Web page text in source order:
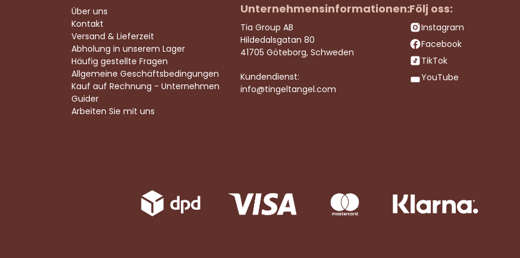
Über uns
Kontakt
Versand & Lieferzeit
Abholung in unserem Lager
Häufig gestellte Fragen
Allgemeine Geschäftsbedingungen
Kauf auf Rechnung - Unternehmen
Guider
Arbeiten Sie mit uns
Unternehmensinformationen:
Tia Group AB
Hildedalsgatan 80
41705 Göteborg, Schweden
Kundendienst:
info@tingeltangel.com
Följ oss:
Instagram
Facebook
TikTok
YouTube